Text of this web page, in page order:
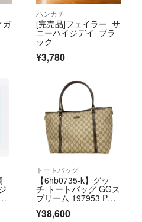
ガ
ハンカチ
[完売品]フェイラー サ
ニーハイジデイ ブラ
ック
¥3,780
トートバッグ
【6hb0735-k】グッ
チ トートバッグ GGス
プリーム 197953 PV
C ブラウン シャンパ
ンゴールド金具【中
¥38,600